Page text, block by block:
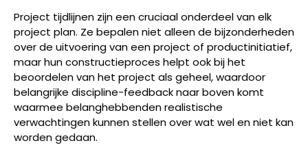
Project tijdlijnen zijn een cruciaal onderdeel van elk
project plan. Ze bepalen niet alleen de bijzonderheden
over de uitvoering van een project of productinitiatief,
maar hun constructieproces helpt ook bij het
beoordelen van het project als geheel, waardoor
belangrijke discipline-feedback naar boven komt
waarmee belanghebbenden realistische
verwachtingen kunnen stellen over wat wel en niet kan
worden gedaan.